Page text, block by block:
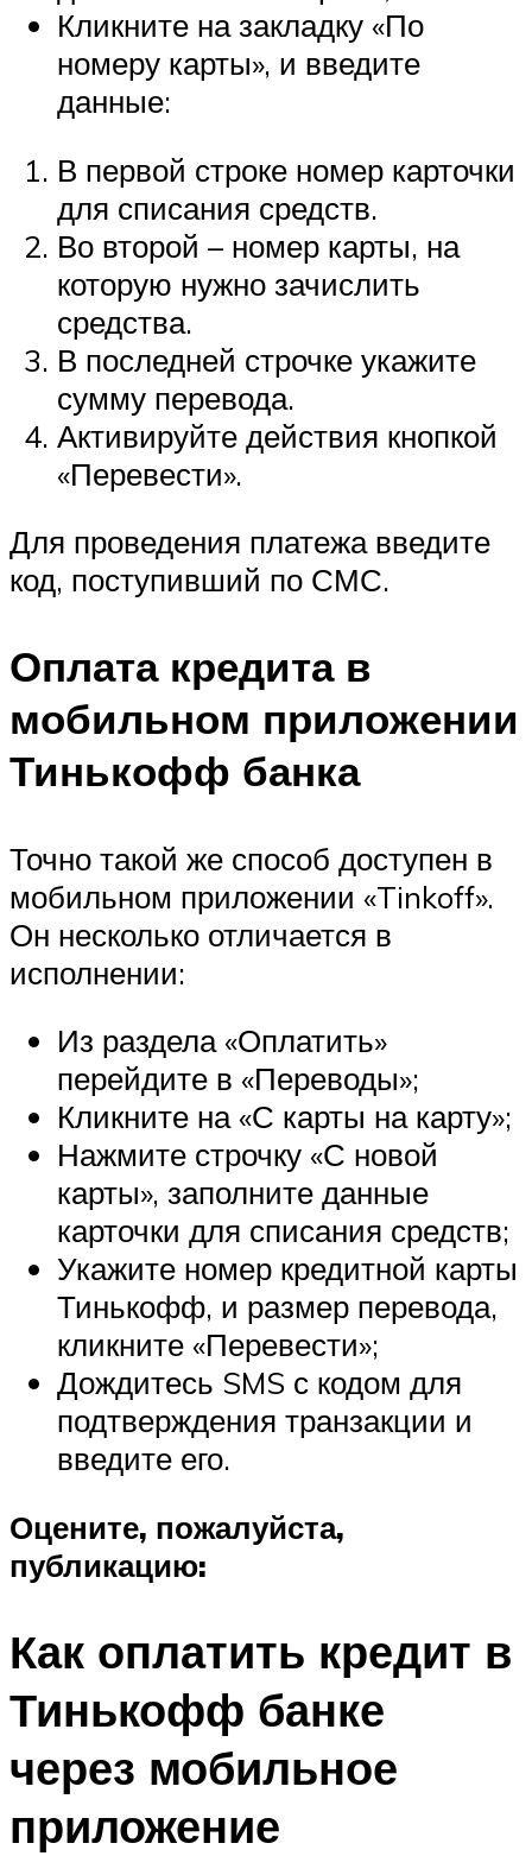
Кликните на закладку «По
номеру карты», и введите
данные:
В первой строке номер карточки
для списания средств.
Во второй – номер карты, на
которую нужно зачислить
средства.
В последней строчке укажите
сумму перевода.
Активируйте действия кнопкой
«Перевести».
Для проведения платежа введите
код, поступивший по СМС.
Оплата кредита в
мобильном приложении
Тинькофф банка
Точно такой же способ доступен в
мобильном приложении «Tinkoff».
Он несколько отличается в
исполнении:
Из раздела «Оплатить»
перейдите в «Переводы»;
Кликните на «С карты на карту»;
Нажмите строчку «С новой
карты», заполните данные
карточки для списания средств;
Укажите номер кредитной карты
Тинькофф, и размер перевода,
кликните «Перевести»;
Дождитесь SMS с кодом для
подтверждения транзакции и
введите его.
Оцените, пожалуйста,
публикацию:
Как оплатить кредит в
Тинькофф банке
через мобильное
приложение